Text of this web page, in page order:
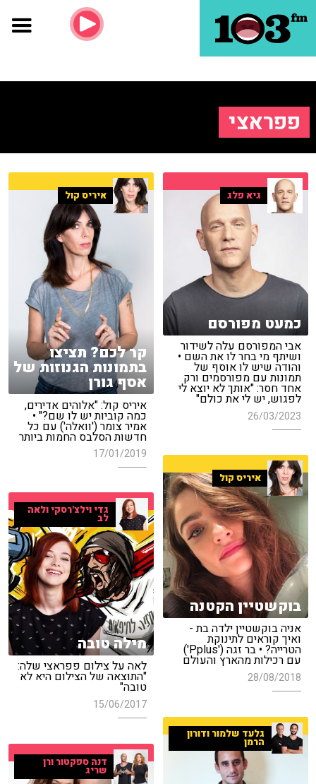
פפראצי
גיא פלג
כמעט מפורסם
אבי המפורסם עלה לשידור
ושיתף מי בחר לו את השם •
והודה שיש לו אוסף של
תמונות עם מפורסמים ורק
אחד חסר: "אותך לא יוצא לי
לפגוש, יש לי את כולם"
26/03/2023
איריס קול
קר לכם? תציצו
בתמונות הגנוזות של
אסף גורן
איריס קול: "אלוהים אדירים,
כמה קוביות יש לו שם?" •
אמיר צומר ('וואלה') עם כל
חדשות הסלבס החמות ביותר
17/01/2019
איריס קול
בוקשטיין הקטנה
אניה בוקשטיין ילדה בת -
ואיך קוראים לתינוקת
הטרייה? • בר זגה ('Pplus')
עם רכילות מהארץ והעולם
28/08/2018
גדי וילצ'רסקי ולאה
לב
מילה טובה
לאה על צילום פפראצי שלה:
"התוצאה של הצילום היא לא
טובה"
15/06/2017
גלעד שלמור ודורון
הרמן
דנה ספקטור ורן
שריג